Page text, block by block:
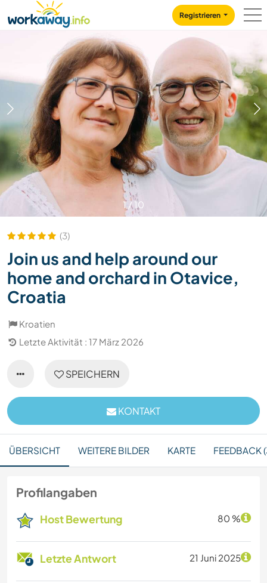
CONTENT
MAIN NAVIGATION
Registrieren
1/10
(3)
Join us and help around our
home and orchard in Otavice,
Croatia
Kroatien
Letzte Aktivität : 17 März 2026
SPEICHERN
KONTAKT
ÜBERSICHT WEITERE BILDER KARTE FEEDBACK
Profilangaben
Host Bewertung 80 %
Letzte Antwort 21 Juni 2025